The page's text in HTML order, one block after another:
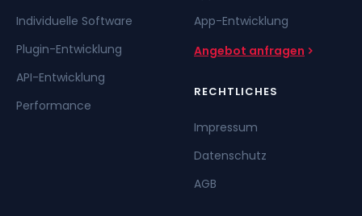
Individuelle Software
Plugin-Entwicklung
API-Entwicklung
Performance
App-Entwicklung
Angebot anfragen
RECHTLICHES
Impressum
Datenschutz
AGB